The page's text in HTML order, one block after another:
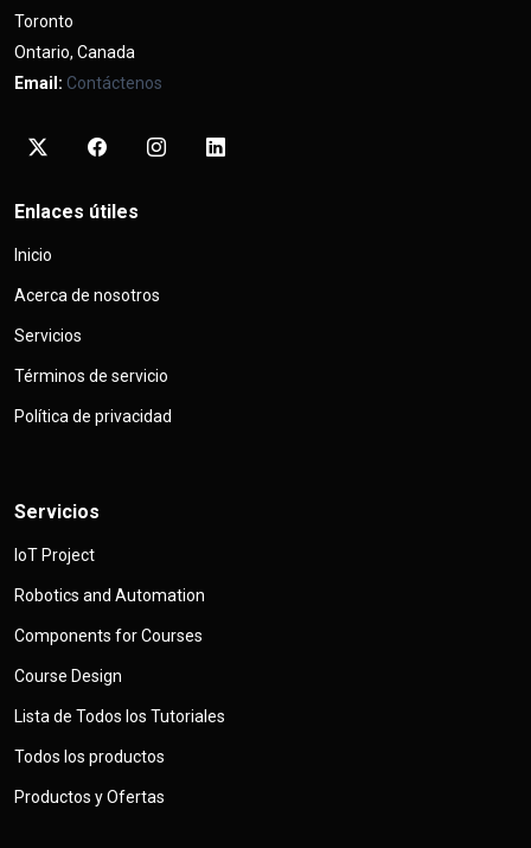
Toronto
Ontario, Canada
Email: Contáctenos
Enlaces útiles
Inicio
Acerca de nosotros
Servicios
Términos de servicio
Política de privacidad
Servicios
IoT Project
Robotics and Automation
Components for Courses
Course Design
Lista de Todos los Tutoriales
Todos los productos
Productos y Ofertas